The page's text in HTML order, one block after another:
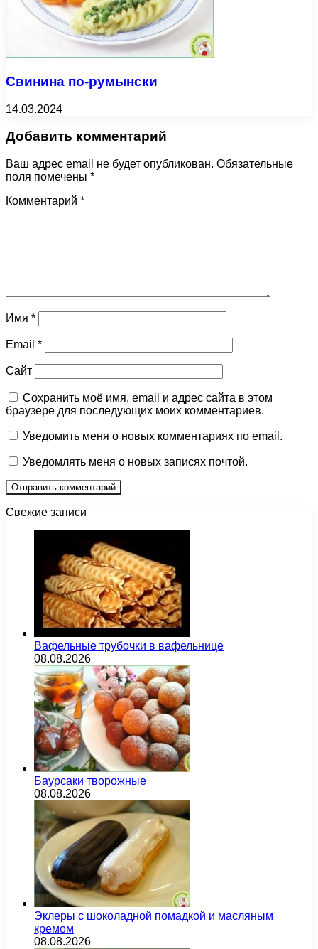
Свинина по-румынски
14.03.2024
Добавить комментарий
Ваш адрес email не будет опубликован. Обязательные
поля помечены *
Комментарий *
Имя *
Email *
Сайт
Сохранить моё имя, email и адрес сайта в этом
браузере для последующих моих комментариев.
Уведомить меня о новых комментариях по email.
Уведомлять меня о новых записях почтой.
Свежие записи
Вафельные трубочки в вафельнице
08.08.2026
Баурсаки творожные
08.08.2026
Эклеры с шоколадной помадкой и масляным
кремом
08.08.2026